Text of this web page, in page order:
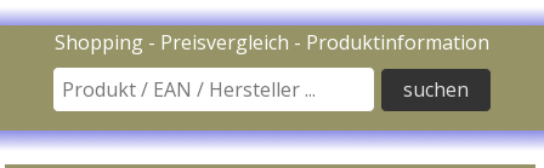
Suche nach Produkt / EAN Code / Hersteller
Shopping - Preisvergleich - Produktinformation
In Kategorien kaufen